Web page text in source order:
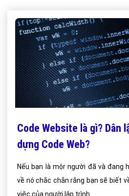
Code Website là gì? Dân
dựng Code Web?
Nếu bạn là mộr người đã và đang
về nó chắc chắn rằng bạn sẽ biết về code website và công
việc của người lập trình